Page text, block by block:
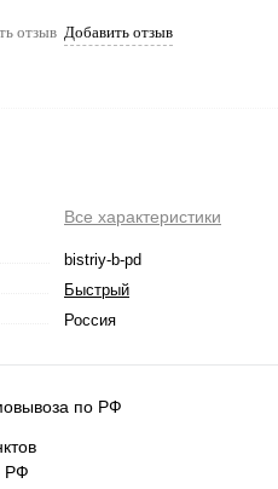
Добавить отзыв
Все характеристики
bistriy-b-pd
Быстрый
Россия
РФ